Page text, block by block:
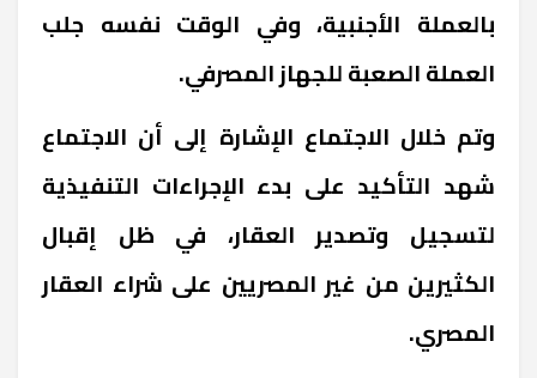
بالعملة الأجنبية، وفي الوقت نفسه جلب
العملة الصعبة للجهاز المصرفي.
وتم خلال الاجتماع الإشارة إلى أن الاجتماع
شهد التأكيد على بدء الإجراءات التنفيذية
لتسجيل وتصدير العقار، في ظل إقبال
الكثيرين من غير المصريين على شراء العقار
المصري.